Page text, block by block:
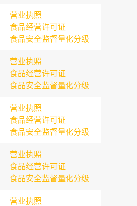
营业执照
食品经营许可证
食品安全监督量化分级
营业执照
食品经营许可证
食品安全监督量化分级
营业执照
食品经营许可证
食品安全监督量化分级
营业执照
食品经营许可证
食品安全监督量化分级
营业执照